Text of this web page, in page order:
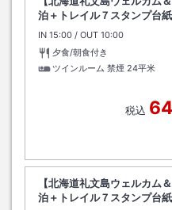
泊＋トレイル７スタンプ台紙
IN チェックイン
15:00 / OUT チェックアウト
10:00
夕食/朝食付き
ツインルーム 禁煙 24平米
税込
【北海道礼文島ウェルカム
泊＋トレイル７スタンプ台紙